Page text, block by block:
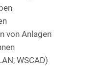
von Anlagen
WSCAD)